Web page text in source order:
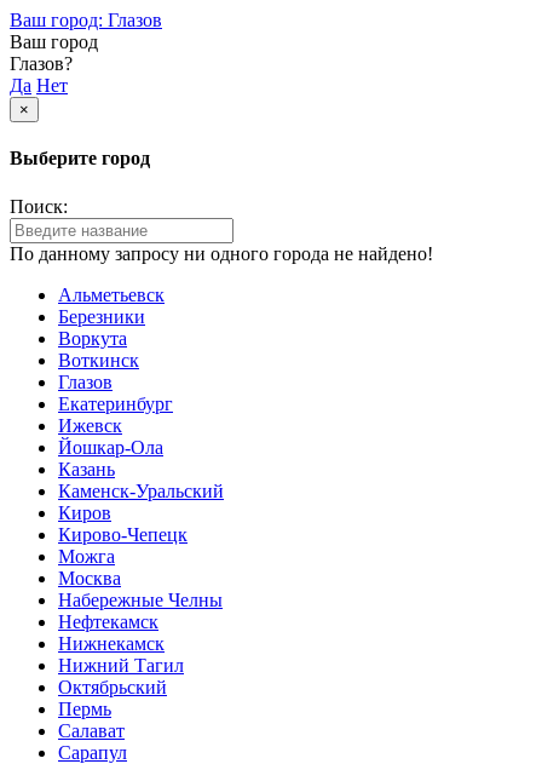
Ваш город: Глазов
Ваш город
Глазов?
Да Нет
×
Выберите город
Поиск:
По данному запросу ни одного города не найдено!
Альметьевск
Березники
Воркута
Воткинск
Глазов
Екатеринбург
Ижевск
Йошкар-Ола
Казань
Каменск-Уральский
Киров
Кирово-Чепецк
Можга
Москва
Набережные Челны
Нефтекамск
Нижнекамск
Нижний Тагил
Октябрьский
Пермь
Салават
Сарапул